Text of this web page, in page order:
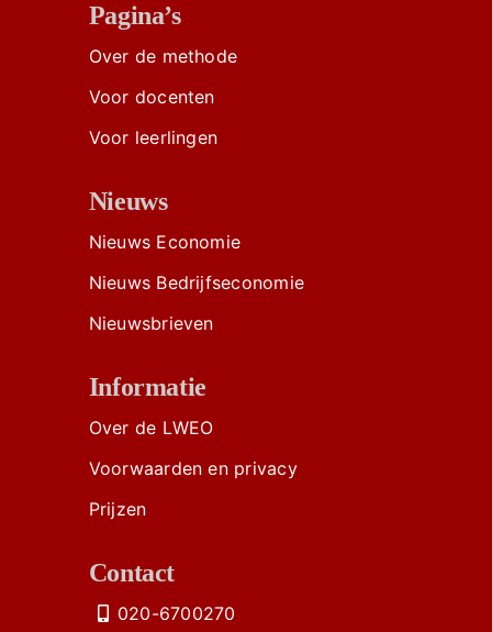
Pagina’s
Over de methode
Voor docenten
Voor leerlingen
Nieuws
Nieuws Economie
Nieuws Bedrijfseconomie
Nieuwsbrieven
Informatie
Over de LWEO
Voorwaarden en privacy
Prijzen
Contact
020-6700270